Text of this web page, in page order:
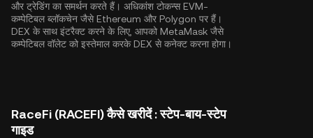
और ट्रेडिंग का समर्थन करते हैं। अधिकांश टोकन्स EVM-
कम्पेटिबल ब्लॉकचेन जैसेEthereum और Polygon पर हैं।
DEX के साथ इंटरैक्ट करने के लिए, आपको MetaMask जैसे
कम्पेटिबल वॉलेट को इस्तेमाल करके DEX से कनेक्ट करना होगा।
RaceFi (RACEFI) कैसे खरीदें : स्टेप-बाय-स्टेप
गाइड